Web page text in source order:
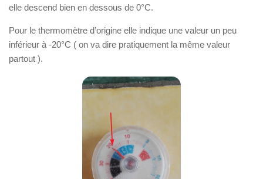
elle descend bien en dessous de 0°C.
Pour le thermomètre d’origine elle indique une valeur un peu
inférieur à -20°C ( on va dire pratiquement la même valeur
partout ).